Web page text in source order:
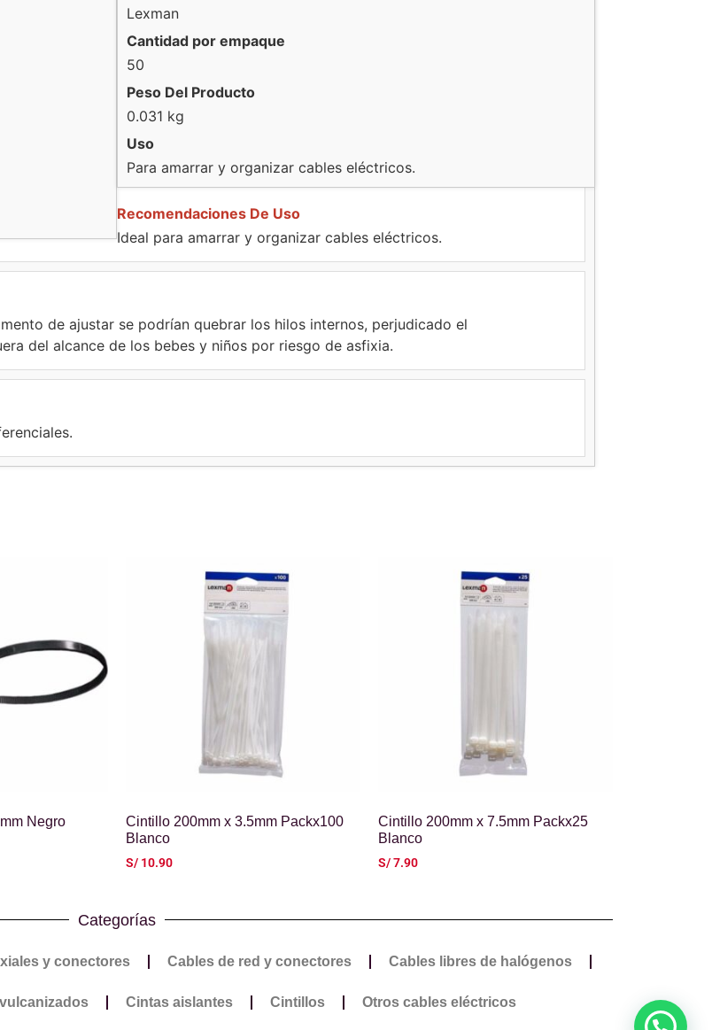
Lexman
Cantidad por empaque
50
Peso Del Producto
0.031 kg
Uso
Para amarrar y organizar cables eléctricos.
Recomendaciones De Uso
Ideal para amarrar y organizar cables eléctricos.
de ajustar se podrían quebrar los hilos internos, perjudicado el
del alcance de los bebes y niños por riesgo de asfixia.
Negro
Cintillo 200mm x 3.5mm Packx100
Blanco
S/ 10.90
Cintillo 200mm x 7.5mm Packx25
Blanco
S/7.90
Categorías
y conectores Cables de red y conectores Cables libres de halógenos
Cintas aislantes Cintillos Otros cables eléctricos